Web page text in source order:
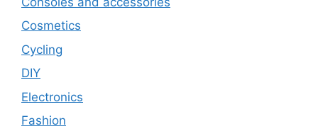
Cosmetics
Cycling
DIY
Electronics
Fashion